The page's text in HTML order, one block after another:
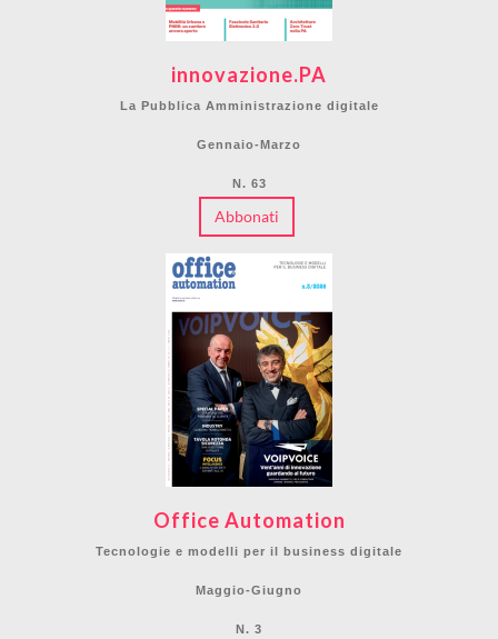
innovazione.PA
La Pubblica Amministrazione digitale
Gennaio-Marzo
N. 63
Abbonati
Office Automation
Tecnologie e modelli per il business digitale
Maggio-Giugno
N. 3